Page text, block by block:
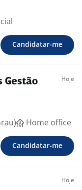
Candidatar-me
Gestão Hoje
Home office
Candidatar-me
Hoje